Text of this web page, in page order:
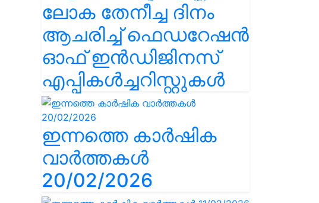
ലോക തേനീച്ച ദിനം
ആചരിച്ച് ഫെഡറേഷൻ
ഓഫ് ഇൻഡിജിനസ്
എപ്പികൾച്ചറിസ്റ്റുകൾ
ഇന്നത്തെ കാർഷിക
വാർത്തകൾ
20/02/2026